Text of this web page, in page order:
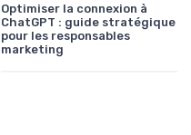
Optimiser la connexion à
ChatGPT : guide stratégique
pour les responsables
marketing